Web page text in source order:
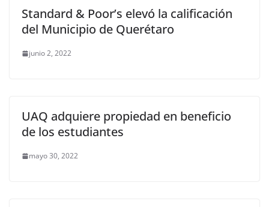
Standard & Poor’s elevó la calificación
del Municipio de Querétaro
junio 2, 2022
UAQ adquiere propiedad en beneficio
de los estudiantes
mayo 30, 2022